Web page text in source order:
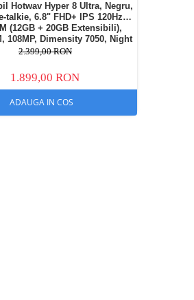
Hotwav Hyper 8 Ultra, Negru,
(12GB + 20GB Extensibili),
108MP, Dimensity 7050, Night
12000mAh, 55W, Dual SIM
2.399,00 RON
1.899,00 RON
ADAUGA IN COS